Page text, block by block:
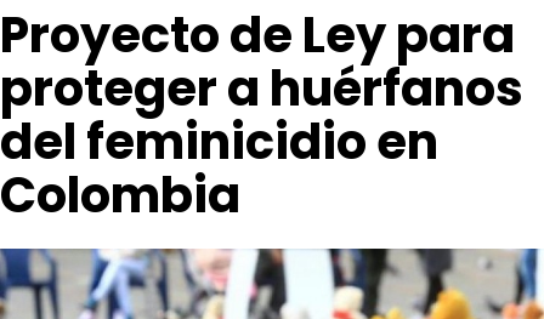
Proyecto de Ley para
proteger a huérfanos
del feminicidio en
Colombia